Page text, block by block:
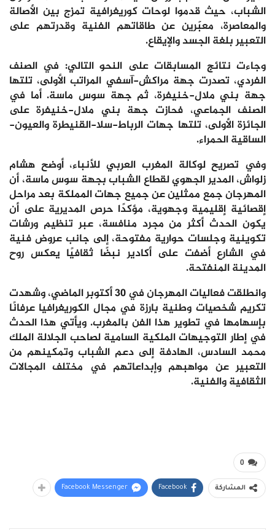
الشباب، حيث قدموا لوحات كوريغرافية تمزج بين الأصالة
والمعاصرة، معبّرين عن طاقاتهم الفنية وقدرتهم على
التعبير بلغة الجسد والإيقاع.
وجاءت نتائج المسابقات على النحو التالي: في الصنف
الفردي، تصدرت جهة مراكش-آسفي المراتب الأولى، تلتها
جهة بني ملال-خنيفرة، ثم جهة سوس ماسة. أما في
الصنف الجماعي، فحازت جهة بني ملال-خنيفرة على
الجائزة الأولى، تلتها جهات الرباط-سلا-القنيطرة والعيون-
الساقية الحمراء.
وفي تصريح لوكالة المغرب العربي للأنباء، أوضح هشام
زلواش، المدير الجهوي لقطاع الشباب بجهة سوس ماسة، أن
المهرجان جمع ممثلين عن جميع جهات المملكة بعد مراحل
إقصائية إقليمية وجهوية، مؤكدًا حرص المديرية على أن
يكون الحدث أكثر من مجرد منافسة، عبر تنظيم ورشات
تكوينية وجلسات حوارية مفتوحة، إلى جانب عروض فنية
في الشارع أضفت على أكادير نبضًا ثقافيًا يعكس روح
المدينة المنفتحة.
وانطلقت فعاليات المهرجان في 30 أكتوبر الماضي، وشهدت
تكريم شخصيات وطنية بارزة في مجال الكوريغرافيا عرفانًا
بإسهامها في تطوير هذا الفن بالمغرب. ويأتي هذا الحدث
في إطار التوجيهات الملكية السامية لصاحب الجلالة الملك
محمد السادس، الهادفة إلى دعم الشباب وتمكينهم من
التعبير عن مواهبهم وإبداعاتهم في مختلف المجالات
الثقافية والفنية.
0
المشاركة Facebook
Facebook Messenger